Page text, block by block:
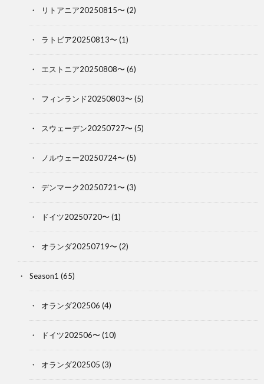
リトアニア20250815〜 (2)
ラトビア20250813〜 (1)
エストニア20250808〜 (6)
フィンランド20250803〜 (5)
スウェーデン20250727〜 (5)
ノルウェー20250724〜 (5)
デンマーク20250721〜 (3)
ドイツ20250720〜 (1)
オランダ20250719〜 (2)
Season1 (65)
オランダ202506 (4)
ドイツ202506〜 (10)
オランダ202505 (3)